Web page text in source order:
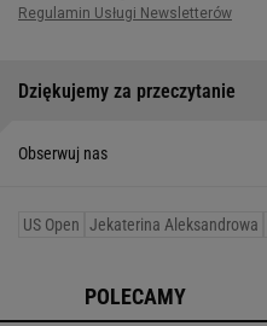
Dziękujemy za przeczytanie
Obserwuj nas
US Open Jekaterina Aleksandrowa
POLECAMY